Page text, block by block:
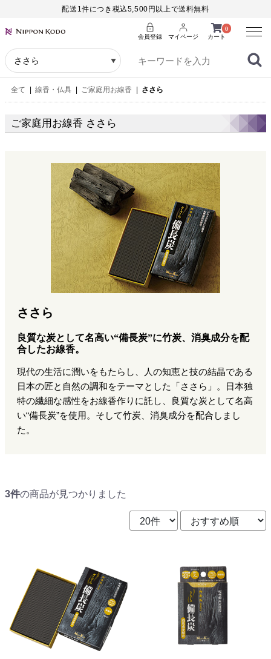
配送1件につき税込5,500円以上で送料無料
0
カート
会員登録 マイページ
Menu
全て 線香・仏具 ご家庭用お線香 ささら
ご家庭用お線香 ささら
ささら
良質な炭として名高い“備長炭”に竹炭、消臭成分を配
合したお線香。
現代の生活に潤いをもたらし、人の知恵と技の結晶である
日本の匠と自然の調和をテーマとした「ささら」。日本独
特の繊細な感性をお線香作りに託し、良質な炭として名高
い“備長炭”を使用。そして竹炭、消臭成分を配合しまし
た。
3件の商品が見つかりました